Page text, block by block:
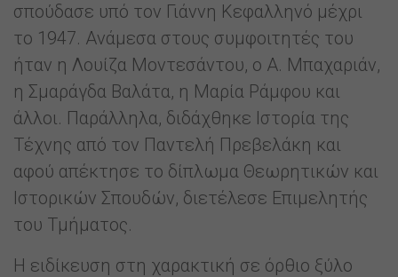
σπούδασε υπό τον Γιάννη Κεφαλληνό μέχρι
το 1947. Ανάμεσα στους συμφοιτητές του
ήταν η Λουίζα Μοντεσάντου, ο Α. Μπαχαριάν,
η Σμαράγδα Βαλάτα, η Μαρία Ράμφου και
άλλοι. Παράλληλα, διδάχθηκε Ιστορία της
Τέχνης από τον Παντελή Πρεβελάκη και
αφού απέκτησε το δίπλωμα Θεωρητικών και
Ιστορικών Σπουδών, διετέλεσε Επιμελητής
του Τμήματος.
Η ειδίκευση στη χαρακτική σε όρθιο ξύλο